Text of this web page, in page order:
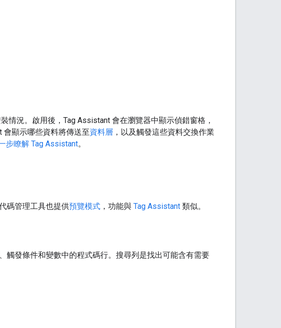
情況。啟用後，Tag Assistant 會在瀏覽器中顯示偵錯窗格，
會顯示哪些資料將傳送至資料層 ，以及觸發這些資料交換作業
步瞭解 Tag Assistant。
碼管理工具也提供預覽模式 ，功能與 Tag Assistant 類似。
觸發條件和變數中的程式碼行。搜尋列是找出可能含有需要